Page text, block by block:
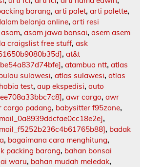
barang, arti palet, arti palette,
belanja online, arti resi
, asam jawa bonsai, asem asem
craigslist free stuff, ask
, at&t
, atambua ntt, atlas
sulawesi, atlas sulawesi, atlas
test, aup ekspedisi, auto
, awr cargo, awr
cargo padang, babysitter f95zone,
,
, badak
, bagaimana cara menghitung,
packing barang, bahan bonsai
waru, bahan mudah meledak,